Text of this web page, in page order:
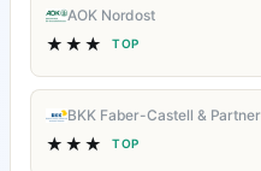
AOK Nordost
★★★ TOP
BKK Faber-Castell & Partner
★★★ TOP